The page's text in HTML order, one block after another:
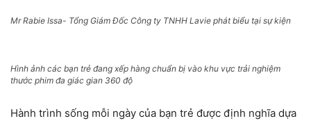
Mr Rabie Issa- Tổng Giám Đốc Công ty TNHH Lavie phát biểu tại sự kiện
Hình ảnh các bạn trẻ đang xếp hàng chuẩn bị vào khu vực trải nghiệm
thước phim đa giác gian 360 độ
Hành trình sống mỗi ngày của bạn trẻ được định nghĩa dựa